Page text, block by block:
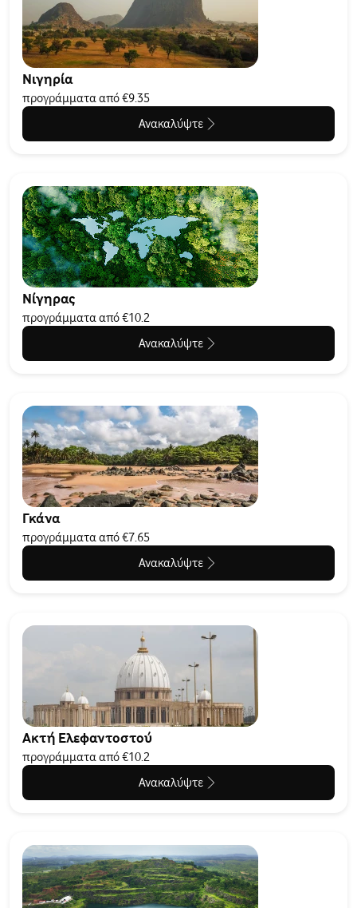
Νιγηρία
προγράμματα από €9.35
Ανακαλύψτε
Νίγηρας
προγράμματα από €10.2
Ανακαλύψτε
Γκάνα
προγράμματα από €7.65
Ανακαλύψτε
Ακτή Ελεφαντοστού
προγράμματα από €10.2
Ανακαλύψτε